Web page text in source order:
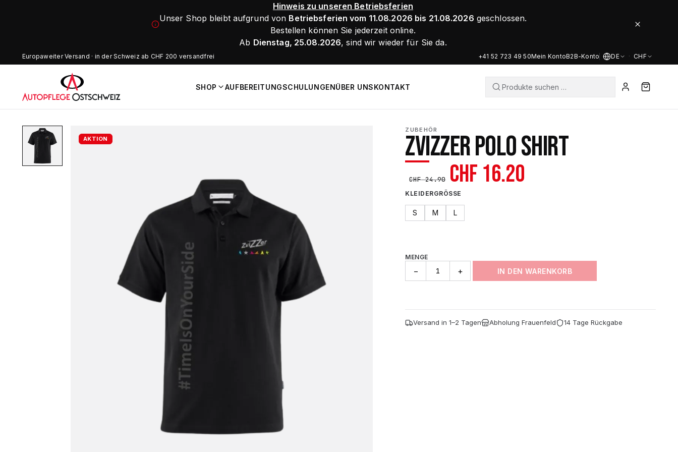
Hinweis zu unseren Betriebsferien
Unser Shop bleibt aufgrund von Betriebsferien vom 11.08.2026 bis 21.08.2026 geschlossen.
Bestellen können Sie jederzeit online.
Ab Dienstag, 25.08.2026, sind wir wieder für Sie da.
Europaweiter Versand · in der Schweiz ab CHF 200 versandfrei +41 52 723 49 50Mein KontoB2B-Konto DE · CHF
SHOP AUFBEREITUNGSCHULUNGENÜBER UNSKONTAKT
AKTION
ZUBEHÖR
ZVIZZER POLO SHIRT
CHF24.90 Ursprünglicher
Preis
war:
CHF 16.20
KLEIDERGRÖSSE
S M L
MENGE
− + IN DEN WARENKORB
Versand in 1–2 Tagen Abholung Frauenfeld 14 Tage Rückgabe